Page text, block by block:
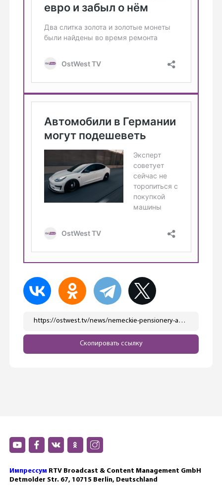
https://ostwest.tv/news/nemeckie-pensionery-avtomobilisty-v-yarosti-ot-resheniya-evrosojuza/
Скопировать ссылку
Импрессум RTV Broadcast & Content Management GmbH
Detmolder Str. 67, 10715 Berlin, Deutschland